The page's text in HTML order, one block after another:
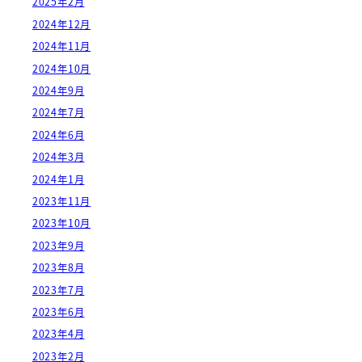
2024年12月
2024年11月
2024年10月
2024年9月
2024年7月
2024年6月
2024年3月
2024年1月
2023年11月
2023年10月
2023年9月
2023年8月
2023年7月
2023年6月
2023年4月
2023年2月